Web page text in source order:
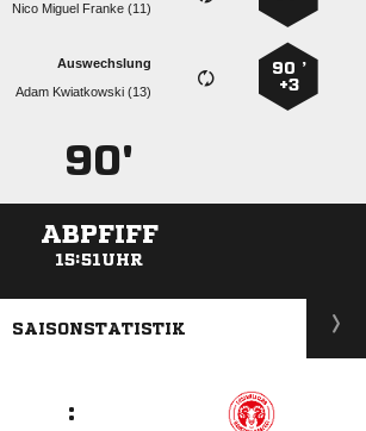
   
90 ’
+3
Auswechslung
  
90'
ABPFIFF
15:51UHR
ANZEIGE
SAISONSTATISTIK
: